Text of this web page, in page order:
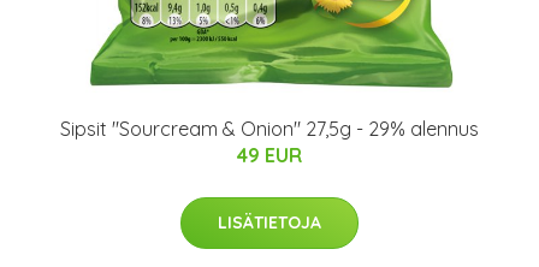
Sipsit "Sourcream & Onion" 27,5g - 29% alennus
49 EUR
LISÄTIETOJA